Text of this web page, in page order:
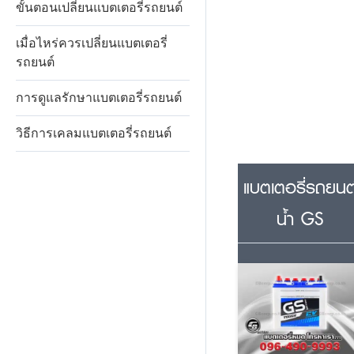
ขั้นตอนเปลี่ยนแบตเตอรี่รถยนต์
เมื่อไหร่ควรเปลี่ยนแบตเตอรี่
รถยนต์
การดูแลรักษาแบตเตอรี่รถยนต์
วิธีการเคลมแบตเตอรี่รถยนต์
แบตเตอรี่รถยน
น้ำ GS